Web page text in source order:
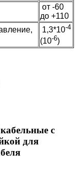
от -60
до +110
1,3*10-4
(10-6)
с
для